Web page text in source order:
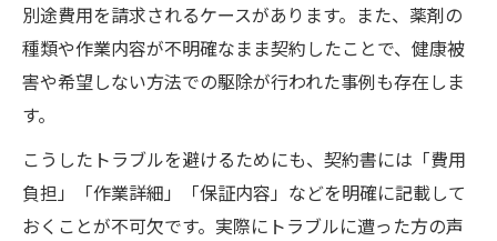
別途費用を請求されるケースがあります。また、薬剤の
種類や作業内容が不明確なまま契約したことで、健康被
害や希望しない方法での駆除が行われた事例も存在しま
す。
こうしたトラブルを避けるためにも、契約書には「費用
負担」「作業詳細」「保証内容」などを明確に記載して
おくことが不可欠です。実際にトラブルに遭った方の声